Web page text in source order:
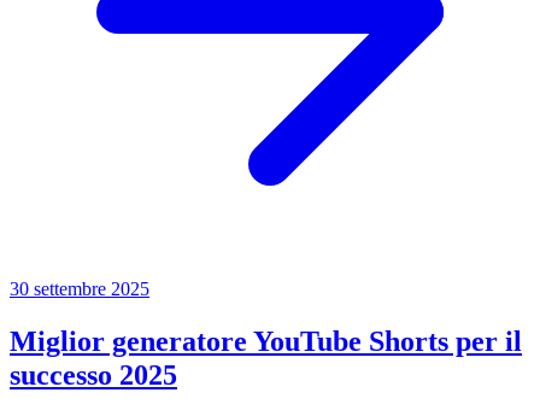
30 settembre 2025
Miglior generatore YouTube Shorts per il
successo 2025